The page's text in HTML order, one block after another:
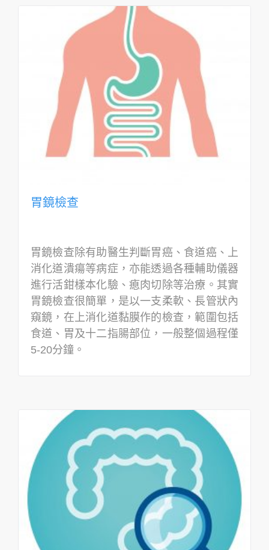
胃鏡檢查
胃鏡檢查除有助醫生判斷胃癌、食道癌、上
消化道潰瘍等病症，亦能透過各種輔助儀器
進行活鉗樣本化驗、瘜肉切除等治療。其實
胃鏡檢查很簡單，是以一支柔軟、長管狀內
窺鏡，在上消化道黏膜作的檢查，範圍包括
食道、胃及十二指腸部位，一般整個過程僅
5-20分鐘。